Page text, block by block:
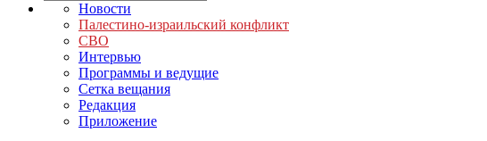
Новости
Палестино-израильский конфликт
СВО
Интервью
Программы и ведущие
Сетка вещания
Редакция
Приложение